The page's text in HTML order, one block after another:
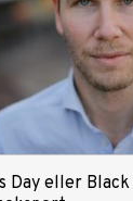
Day eller Black